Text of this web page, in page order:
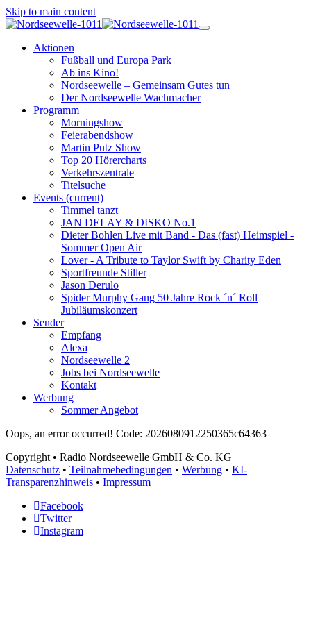
Skip to main content
Aktionen
Fußball und Europa Park
Ab ins Kino!
Nordseewelle – Gemeinsam Gutes tun
Der Nordseewelle Wachmacher
Programm
Morningshow
Feierabendshow
Martin Putz Show
Top 20 Hörercharts
Verkehrszentrale
Titelsuche
Events (current)
Timmel tanzt
JAN DELAY & DISKO No.1
Dieter Bohlen Live mit Band - Das (fast) Heimspiel -
Sommer Open Air
Lover - A Tribute to Taylor Swift by Charity Eden
Sportfreunde Stiller
Jason Derulo
Spider Murphy Gang 50 Jahre Rock ´n´ Roll
Jubiläumskonzert
Sender
Empfang
Alexa
Nordseewelle 2
Jobs bei Nordseewelle
Kontakt
Werbung
Sommer Angebot
Oops, an error occurred! Code: 2026080912250365c64363
Copyright • Radio Nordseewelle GmbH & Co. KG
Datenschutz • Teilnahmebedingungen • Werbung • KI-
Transparenzhinweis • Impressum
Facebook
Twitter
Instagram